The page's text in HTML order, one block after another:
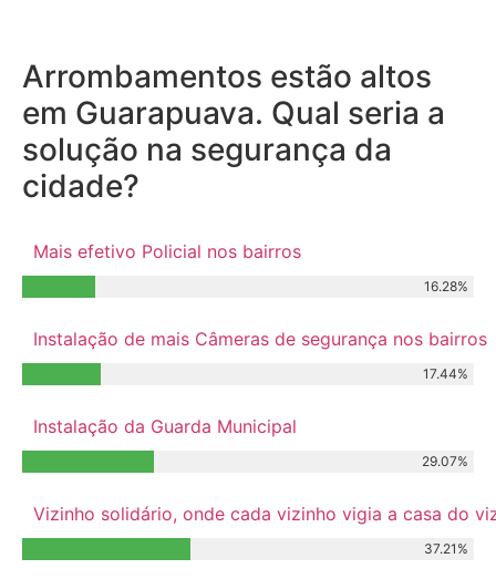
Arrombamentos estão altos
em Guarapuava. Qual seria a
solução na segurança da
cidade?
Mais efetivo Policial nos bairros
16.28%
Instalação de mais Câmeras de segurança nos bairros
17.44%
Instalação da Guarda Municipal
29.07%
Vizinho solidário, onde cada vizinho vigia a casa do
37.21%